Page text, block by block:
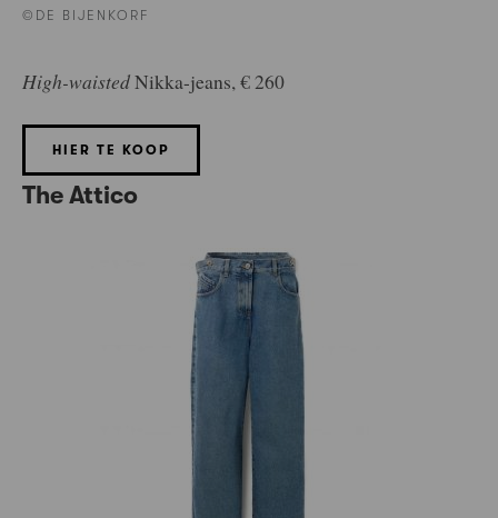
©DE BIJENKORF
High-waistedNikka-jeans, € 260
HIER TE KOOP
The Attico